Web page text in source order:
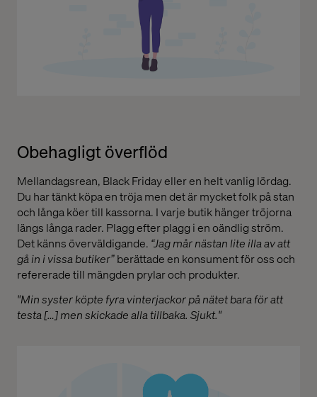
Obehagligt överflöd
Mellandagsrean, Black Friday eller en helt vanlig lördag.
Du har tänkt köpa en tröja men det är mycket folk på stan
och långa köer till kassorna. I varje butik hänger tröjorna
längs långa rader. Plagg efter plagg i en oändlig ström.
Det känns överväldigande. “Jag mår nästan lite illa av att
gå in i vissa butiker”berättade en konsument för oss och
refererade till mängden prylar och produkter.
"Min syster köpte fyra vinterjackor på nätet bara för att
testa […] men skickade alla tillbaka. Sjukt."